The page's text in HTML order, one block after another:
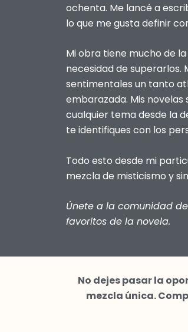
ochenta. Me lancé a
lo que me gusta definir
Mi obra tiene mucho de
necesidad de superarlos.
sentimentales un tanto
embarazada. Mis
cualquier tema desde la
te identifiques con los
Todo esto desde mi
mezcla de misticismo y
Únete a la comunidad
favoritos de la novela.
No dejes pasar la
mezcla única.